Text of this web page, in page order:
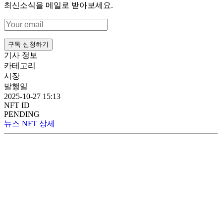
최신소식을 메일로 받아보세요.
구독 신청하기
기사 정보
카테고리
시장
발행일
2025-10-27 15:13
NFT ID
PENDING
뉴스 NFT 상세